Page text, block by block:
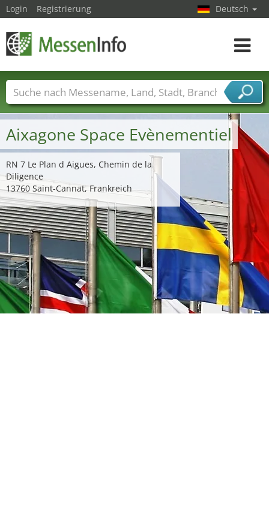
Aixagone Space Evènementiel
RN 7 Le Plan d Aigues, Chemin de la
Diligence
13760 Saint-Cannat, Frankreich
Login Registrierung Deutsch
Toggle
Messenamen Länder Städte
Branchen
Dienstleisterbranchen